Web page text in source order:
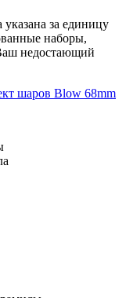
за единицу
наборы,
недостающий
шаров Blow 68mm